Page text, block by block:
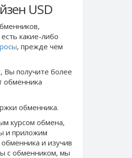
USD
какие-либо
, прежде чем
Вы получите более
обменника
обменника.
курсом обмена,
и приложим
и изучив
c обменником, мы